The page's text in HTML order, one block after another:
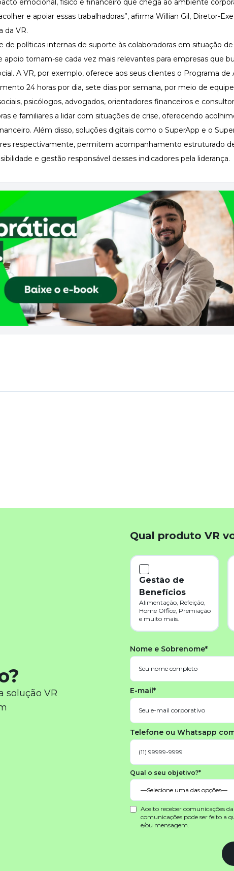
emocional, físico e financeiro que chega ao ambiente
e apoiar essas trabalhadoras”, afirma Willian Gil, Diretor-
da VR.
de políticas internas de suporte às colaboradoras em situação de
apoio tornam-se cada vez mais relevantes para empresas que
A VR, por exemplo, oferece aos seus clientes o Programa de
24 horas por dia, sete dias por semana, por meio de equipe
psicólogos, advogados, orientadores financeiros e
e familiares a lidar com situações de crise, oferecendo
Além disso, soluções digitais como o SuperApp e o
respectivamente, permitem acompanhamento estruturado
e gestão responsável desses indicadores pela liderança.
solução VR
Qual produto VR
Gestão de
Benefícios
Alimentação, Refeição,
Home Office, Premiação
e muito mais.
Nome e Sobrenome*
E-mail*
Telefone ou Whatsapp
Qual o seu objetivo?*
Aceito receber comunicações
comunicações pode ser feito a
e/ou mensagem.